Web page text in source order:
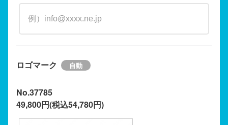
ロゴマーク
No.37785
49,800円(税込54,780円)